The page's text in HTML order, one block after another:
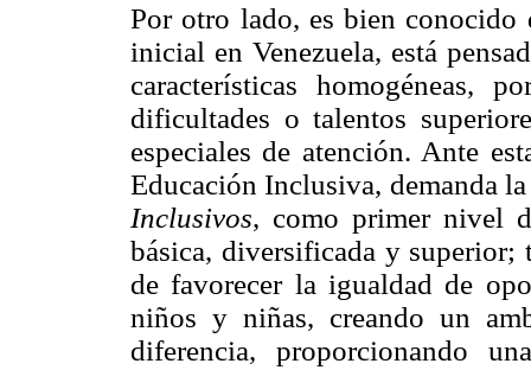
Por otro lado, es bien conocido
inicial en Venezuela, está
características homogéneas,
dificultades o talentos
especiales de atención. Ante
Educación Inclusiva, demanda
Inclusivos, como primer nivel
básica, diversificada y superior;
de favorecer la igualdad de
niños y niñas, creando un
diferencia, proporcionando